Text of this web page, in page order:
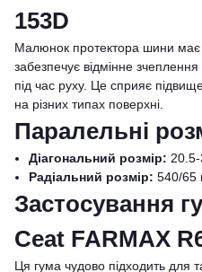
153D
Малюнок протектора шини
забезпечує відмінне
під час руху. Це сприяє
на різних типах поверхні.
Паралельні
Діагональний розмір:
Радіальний розмір: 540/65
Застосування
Ceat FARMAX
Ця гума чудово підходить для